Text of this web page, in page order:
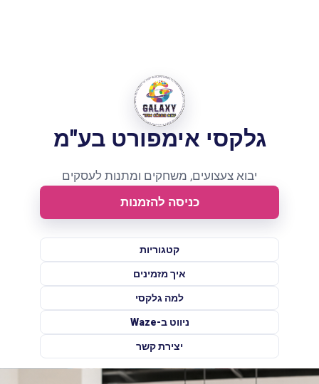
גלקסי אימפורט בע"מ
יבוא צעצועים, משחקים ומתנות לעסקים
כניסה להזמנות
קטגוריות
איך מזמינים
למה גלקסי
ניווט ב-Waze
יצירת קשר